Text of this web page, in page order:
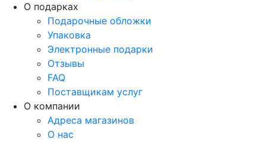
О подарках
Подарочные обложки
Упаковка
Электронные подарки
Отзывы
FAQ
Поставщикам услуг
О компании
Адреса магазинов
О нас